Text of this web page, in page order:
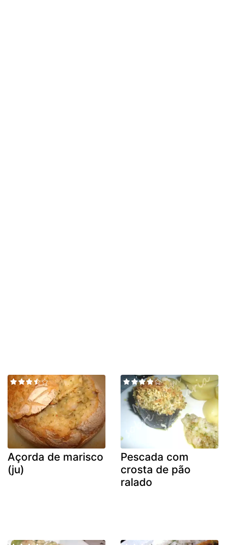
Açorda de marisco
(ju)
Pescada com
crosta de pão
ralado